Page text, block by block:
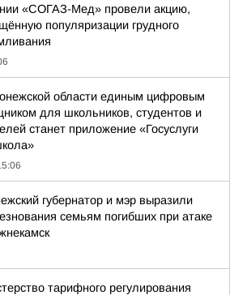
«СОГАЗ-Мед» провели акцию,
популяризации грудного
области единым цифровым
для школьников, студентов и
станет приложение «Госуслуги
губернатор и мэр выразили
семьям погибших при атаке
тарифного регулирования